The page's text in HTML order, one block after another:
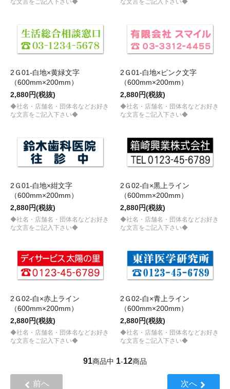
な文言をご記入下さい◆
な文言をご記入下さい◆
2Ｇ01-白地×黄緑文字
（600mm×200mm）
2,880円(税抜)
◆社名・店舗名・団体名などお好き
な文言をご記入下さい◆
2Ｇ01-白地×ピンク文字
（600mm×200mm）
2,880円(税抜)
◆社名・店舗名・団体名などお好き
な文言をご記入下さい◆
2Ｇ01-白地×紺文字
（600mm×200mm）
2,880円(税抜)
◆社名・店舗名・団体名などお好き
な文言をご記入下さい◆
2Ｇ02-白×黒上ライン
（600mm×200mm）
2,880円(税抜)
◆社名・店舗名・団体名などお好き
な文言をご記入下さい◆
2Ｇ02-白×赤上ライン
（600mm×200mm）
2,880円(税抜)
◆社名・店舗名・団体名などお好き
な文言をご記入下さい◆
2Ｇ02-白×青上ライン
（600mm×200mm）
2,880円(税抜)
◆社名・店舗名・団体名などお好き
な文言をご記入下さい◆
91商品中 1-12商品
前へ 次へ